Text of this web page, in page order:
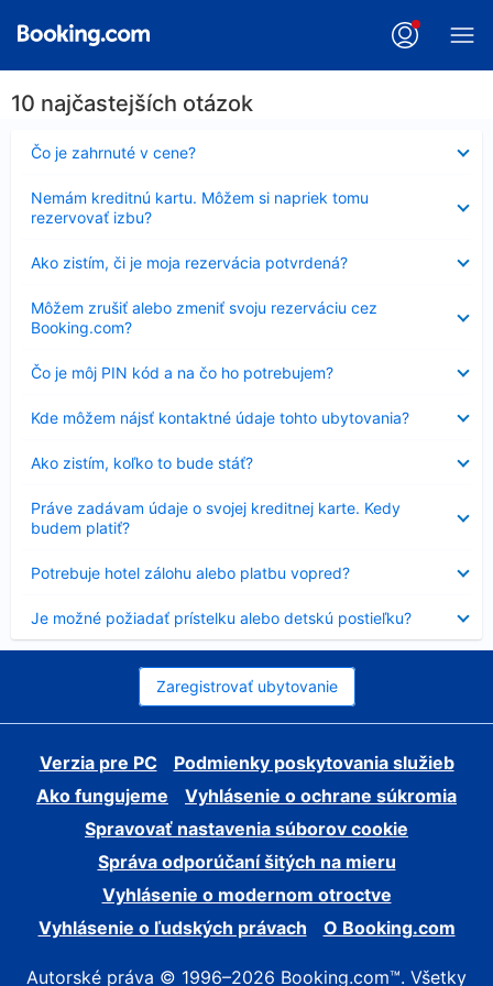
10 najčastejších otázok
Čo je zahrnuté v cene?
Nezobrazuje
sa
Nemám kreditnú kartu. Môžem si napriek tomu
rezervovať izbu?
sa
Ako zistím, či je moja rezervácia potvrdená?
sa
Môžem zrušiť alebo zmeniť svoju rezerváciu cez
Booking.com?
sa
Čo je môj PIN kód a na čo ho potrebujem?
Nezobrazuje
sa
Kde môžem nájsť kontaktné údaje tohto ubytovania?
sa
Ako zistím, koľko to bude stáť?
sa
Práve zadávam údaje o svojej kreditnej karte. Kedy
budem platiť?
sa
Potrebuje hotel zálohu alebo platbu vopred?
sa
Je možné požiadať prístelku alebo detskú postieľku?
sa
Zaregistrovať ubytovanie
Verzia pre PC
Podmienky poskytovania služieb
Ako fungujeme
Vyhlásenie o ochrane súkromia
Spravovať nastavenia súborov cookie
Správa odporúčaní šitých na mieru
Vyhlásenie o modernom otroctve
Vyhlásenie o ľudských právach
O Booking.com
Autorské práva © 1996–2026 Booking.com™. Všetky